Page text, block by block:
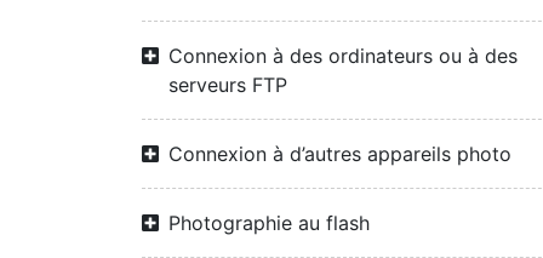
Connexion à des ordinateurs ou à des
serveurs FTP
Connexion à d’autres appareils photo
Photographie au flash